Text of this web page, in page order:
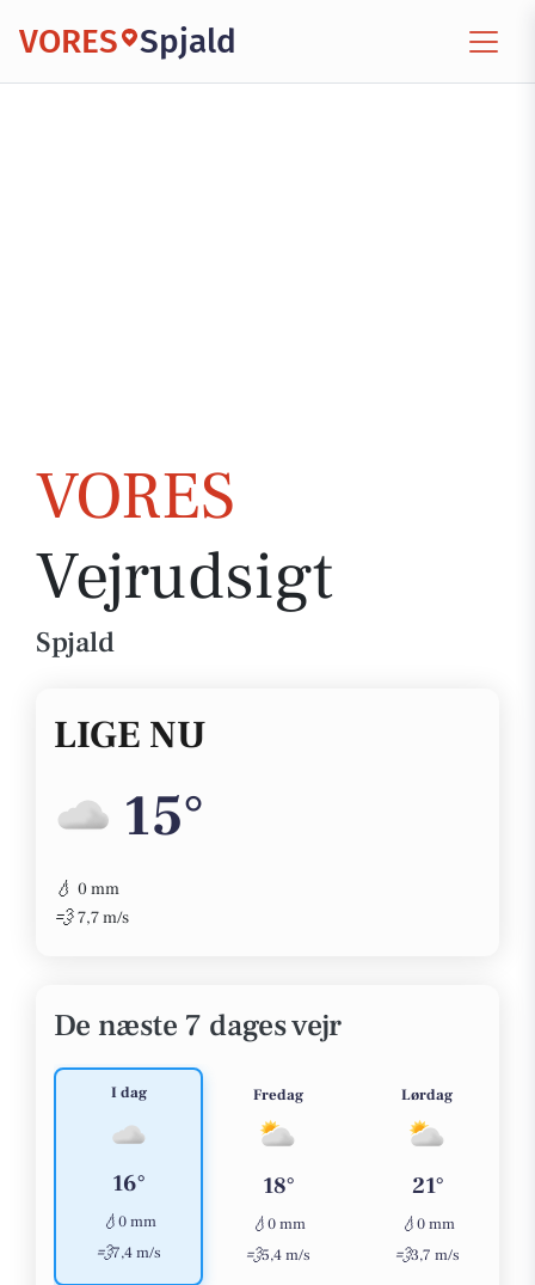
VORES Spjald
VORES
Vejrudsigt
Spjald
LIGE NU
15°
💧 0 mm
💨 7,7 m/s
De næste 7 dages vejr
I dag
16°
💧0 mm
💨7,4 m/s
Fredag
18°
💧0 mm
💨5,4 m/s
Lørdag
21°
💧0 mm
💨3,7 m/s